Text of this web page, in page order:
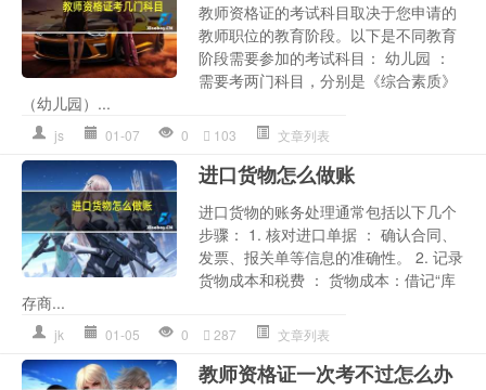
教师资格证的考试科目取决于您申请的
教师职位的教育阶段。以下是不同教育
阶段需要参加的考试科目： 幼儿园 ：
需要考两门科目，分别是《综合素质》
（幼儿园）...
js 01-07 0 103 文章列表
进口货物怎么做账
进口货物的账务处理通常包括以下几个
步骤： 1. 核对进口单据 ： 确认合同、
发票、报关单等信息的准确性。 2. 记录
货物成本和税费 ： 货物成本：借记“库
存商...
jk 01-05 0 287 文章列表
教师资格证一次考不过怎么办